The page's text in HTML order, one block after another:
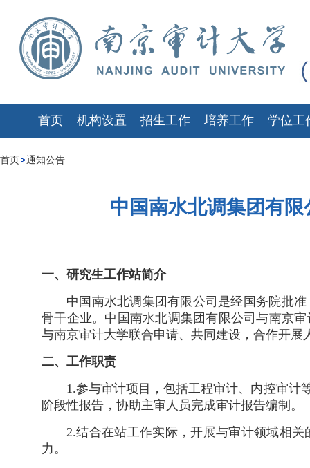
首页 机构设置 招生工作 培养工作 学位工
首页 通知公告
中国南水北调集团有
一、研究生工作站简介
中国南水北调集团有限公司是经国务院批
骨干企业。中国南水北调集团有限公司与南京
与南京审计大学联合申请、共同建设，合作开
二、工作职责
1.参与审计项目，包括工程审计、内控审计
阶段性报告，协助主审人员完成审计报告编制。
2.结合在站工作实际，开展与审计领域相
力。